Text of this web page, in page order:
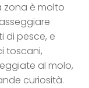
zona è molto
di pesce, e
toscani,
al molo,
curiosità.